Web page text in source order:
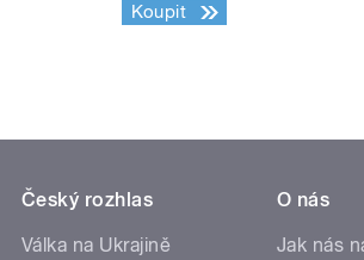
Koupit
Český rozhlas
Válka na Ukrajině
O nás
Jak nás